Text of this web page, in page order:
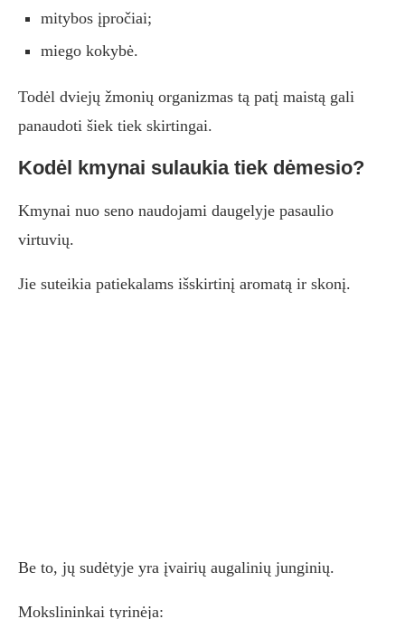
mitybos įpročiai;
miego kokybė.
Todėl dviejų žmonių organizmas tą patį maistą gali
panaudoti šiek tiek skirtingai.
Kodėl kmynai sulaukia tiek dėmesio?
Kmynai nuo seno naudojami daugelyje pasaulio
virtuvių.
Jie suteikia patiekalams išskirtinį aromatą ir skonį.
Be to, jų sudėtyje yra įvairių augalinių junginių.
Mokslininkai tyrinėja: